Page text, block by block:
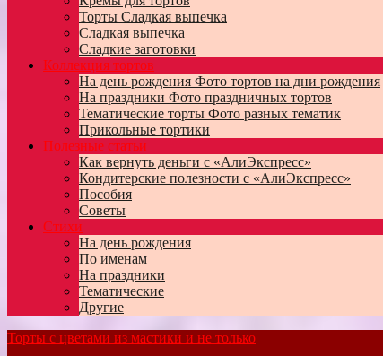
Торты Сладкая выпечка
Сладкая выпечка
Сладкие заготовки
Коллекция тортов
На день рождения Фото тортов на дни рождения
На праздники Фото праздничных тортов
Тематические торты Фото разных тематик
Прикольные тортики
Полезные статьи
Как вернуть деньги с «АлиЭкспресс»
Кондитерские полезности с «АлиЭкспресс»
Пособия
Советы
Стихи
На день рождения
По именам
На праздники
Тематические
Другие
Торты с цветами из мастики и не только